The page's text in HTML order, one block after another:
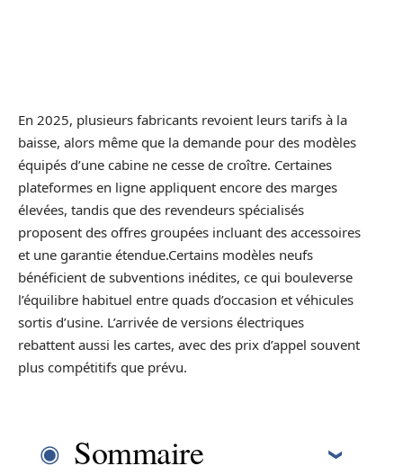
En 2025, plusieurs fabricants revoient leurs tarifs à la
baisse, alors même que la demande pour des modèles
équipés d’une cabine ne cesse de croître. Certaines
plateformes en ligne appliquent encore des marges
élevées, tandis que des revendeurs spécialisés
proposent des offres groupées incluant des accessoires
et une garantie étendue.Certains modèles neufs
bénéficient de subventions inédites, ce qui bouleverse
l’équilibre habituel entre quads d’occasion et véhicules
sortis d’usine. L’arrivée de versions électriques
rebattent aussi les cartes, avec des prix d’appel souvent
plus compétitifs que prévu.
Sommaire